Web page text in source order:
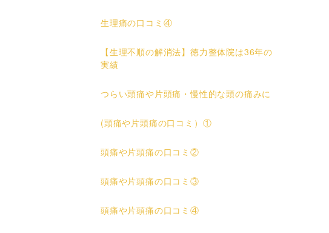
生理痛の口コミ④
【生理不順の解消法】徳力整体院は36年の
実績
つらい頭痛や片頭痛・慢性的な頭の痛みに
(頭痛や片頭痛の口コミ）①
頭痛や片頭痛の口コミ②
頭痛や片頭痛の口コミ③
頭痛や片頭痛の口コミ④